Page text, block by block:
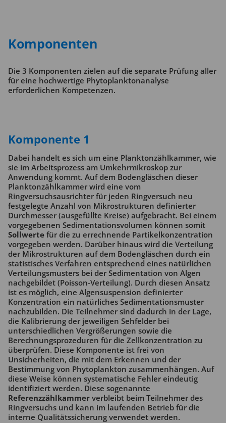
Komponenten
Die 3 Komponenten zielen auf die separate Prüfung aller
für eine hochwertige Phytoplanktonanalyse
erforderlichen Kompetenzen.
Komponente 1
Dabei handelt es sich um eine Planktonzählkammer, wie
sie im Arbeitsprozess am Umkehrmikroskop zur
Anwendung kommt. Auf dem Bodengläschen dieser
Planktonzählkammer wird eine vom
Ringversuchsausrichter für jeden Ringversuch neu
festgelegte Anzahl von Mikrostrukturen definierter
Durchmesser (ausgefüllte Kreise) aufgebracht. Bei einem
vorgegebenen Sedimentationsvolumen können somit
Sollwerte für die zu errechnende Partikelkonzentration
vorgegeben werden. Darüber hinaus wird die Verteilung
der Mikrostrukturen auf dem Bodengläschen durch ein
statistisches Verfahren entsprechend eines natürlichen
Verteilungsmusters bei der Sedimentation von Algen
nachgebildet (Poisson-Verteilung). Durch diesen Ansatz
ist es möglich, eine Algensuspension definierter
Konzentration ein natürliches Sedimentationsmuster
nachzubilden. Die Teilnehmer sind dadurch in der Lage,
die Kalibrierung der jeweiligen Sehfelder bei
unterschiedlichen Vergrößerungen sowie die
Berechnungsprozeduren für die Zellkonzentration zu
überprüfen. Diese Komponente ist frei von
Unsicherheiten, die mit dem Erkennen und der
Bestimmung von Phytoplankton zusammenhängen. Auf
diese Weise können systematische Fehler eindeutig
identifiziert werden. Diese sogenannte
Referenzzählkammer verbleibt beim Teilnehmer des
Ringversuchs und kann im laufenden Betrieb für die
interne Qualitätssicherung verwendet werden.